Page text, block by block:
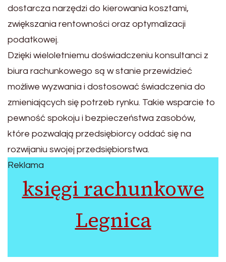
dostarcza narzędzi do kierowania kosztami,
zwiększania rentowności oraz optymalizacji
podatkowej.
Dzięki wieloletniemu doświadczeniu konsultanci z
biura rachunkowego są w stanie przewidzieć
możliwe wyzwania i dostosować świadczenia do
zmieniających się potrzeb rynku. Takie wsparcie to
pewność spokoju i bezpieczeństwa zasobów,
które pozwalają przedsiębiorcy oddać się na
rozwijaniu swojej przedsiębiorstwa.
Reklama
księgi rachunkowe
Legnica